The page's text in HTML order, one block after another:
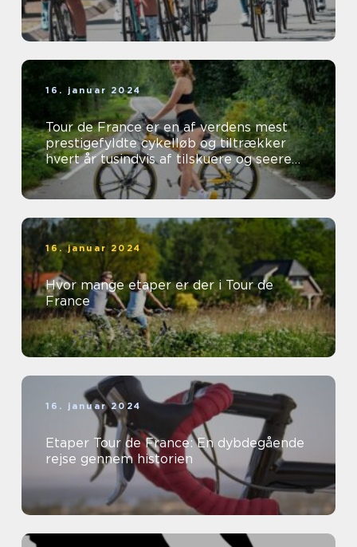
16. januar 2024
Tour de France er en af verdens mest
prestigefyldte cykelløb og tiltrækker
hvert år tusindvis af tilskuere og seere
fra hele verden
16. januar 2024
Hvor mange etaper er der i Tour de
France
16. januar 2024
Etaper Tour de France: En dybdegående
rejse gennem historien